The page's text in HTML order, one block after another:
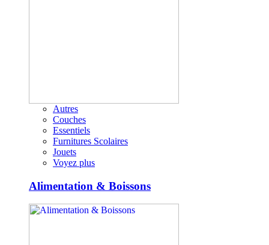
Autres
Couches
Essentiels
Furnitures Scolaires
Jouets
Voyez plus
Alimentation & Boissons